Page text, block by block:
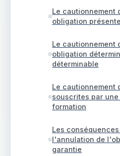
Le cautionnement
obligation
Le cautionnement
obligation
déterminable
Le cautionnement
souscrites par
formation
Les conséquences
l'annulation de
garantie